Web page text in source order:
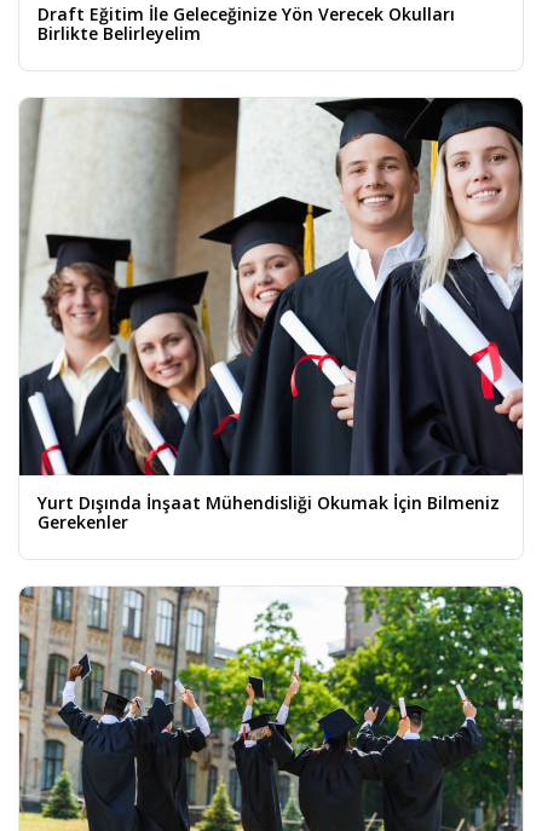
Draft Eğitim İle Geleceğinize Yön Verecek Okulları
Birlikte Belirleyelim
Yurt Dışında İnşaat Mühendisliği Okumak İçin Bilmeniz
Gerekenler